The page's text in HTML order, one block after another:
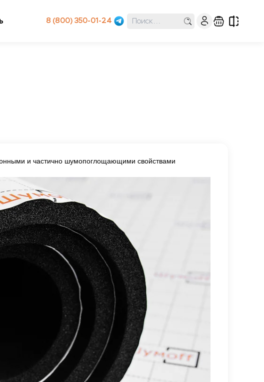
8 (800) 350-01-24
и частично шумопоглощающими свойствами